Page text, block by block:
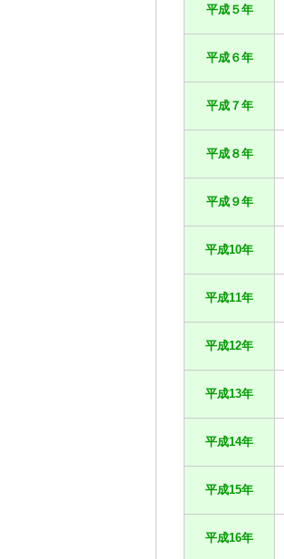
平成５年
平成６年
平成７年
平成８年
平成９年
平成10年
平成11年
平成12年
平成13年
平成14年
平成15年
平成16年